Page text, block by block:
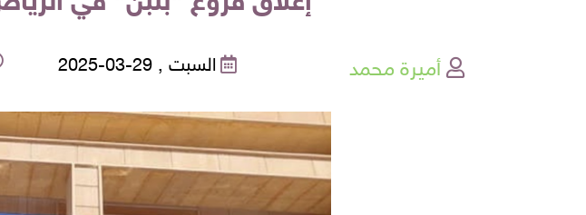
أميرة محمد السبت , 29-03-2025